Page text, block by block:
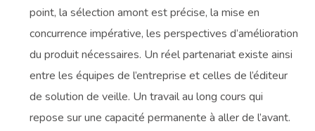
point, la sélection amont est précise, la mise en
concurrence impérative, les perspectives d’amélioration
du produit nécessaires. Un réel partenariat existe ainsi
entre les équipes de l’entreprise et celles de l’éditeur
de solution de veille. Un travail au long cours qui
repose sur une capacité permanente à aller de l’avant.